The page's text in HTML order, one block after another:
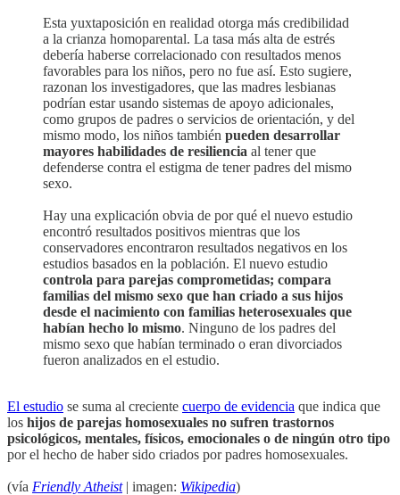
Esta yuxtaposición en realidad otorga más credibilidad
a la crianza homoparental. La tasa más alta de estrés
debería haberse correlacionado con resultados menos
favorables para los niños, pero no fue así. Esto sugiere,
razonan los investigadores, que las madres lesbianas
podrían estar usando sistemas de apoyo adicionales,
como grupos de padres o servicios de orientación, y del
mismo modo, los niños también pueden desarrollar
mayores habilidades de resiliencia al tener que
defenderse contra el estigma de tener padres del mismo
sexo.
Hay una explicación obvia de por qué el nuevo estudio
encontró resultados positivos mientras que los
conservadores encontraron resultados negativos en los
estudios basados en la población. El nuevo estudio
controla para parejas comprometidas; compara
familias del mismo sexo que han criado a sus hijos
desde el nacimiento con familias heterosexuales que
habían hecho lo mismo. Ninguno de los padres del
mismo sexo que habían terminado o eran divorciados
fueron analizados en el estudio.
El estudio se suma al creciente cuerpo de evidencia que indica que
los hijos de parejas homosexuales no sufren trastornos
psicológicos, mentales, físicos, emocionales o de ningún otro tipo
por el hecho de haber sido criados por padres homosexuales.
(vía Friendly Atheist| imagen: Wikipedia)